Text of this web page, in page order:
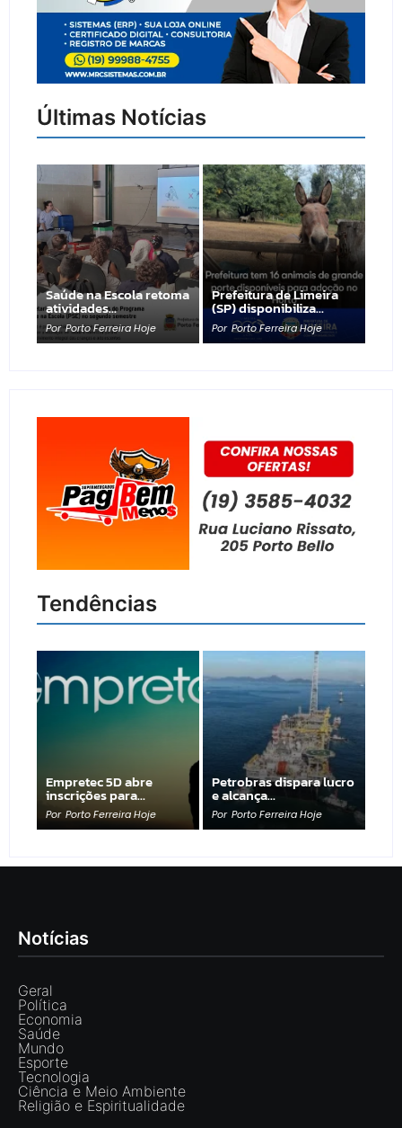
Últimas Notícias
Saúde na Escola retoma
atividades…
Por Porto Ferreira Hoje
Prefeitura de Limeira
(SP) disponibiliza…
Por Porto Ferreira Hoje
Tendências
Empretec 5D abre
inscrições para…
Por Porto Ferreira Hoje
Petrobras dispara lucro
e alcança…
Por Porto Ferreira Hoje
Notícias
Geral
Política
Economia
Saúde
Mundo
Esporte
Tecnologia
Ciência e Meio Ambiente
Religião e Espiritualidade